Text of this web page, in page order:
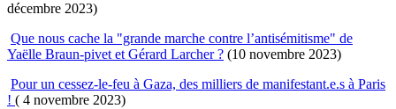
décembre 2023)
Que nous cache la "grande marche contre l’antisémitisme" de
Yaëlle Braun-pivet et Gérard Larcher ? (10 novembre 2023)
Pour un cessez-le-feu à Gaza, des milliers de manifestant.e.s à Paris
! ( 4 novembre 2023)